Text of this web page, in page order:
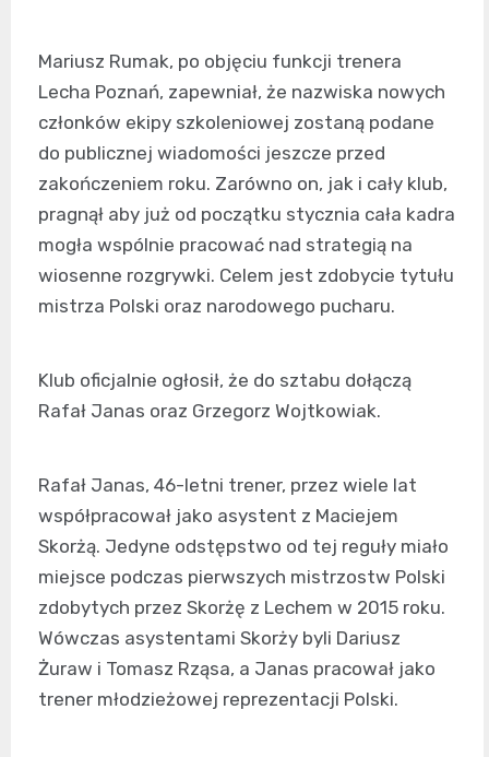
Mariusz Rumak, po objęciu funkcji trenera
Lecha Poznań, zapewniał, że nazwiska nowych
członków ekipy szkoleniowej zostaną podane
do publicznej wiadomości jeszcze przed
zakończeniem roku. Zarówno on, jak i cały klub,
pragnął aby już od początku stycznia cała kadra
mogła wspólnie pracować nad strategią na
wiosenne rozgrywki. Celem jest zdobycie tytułu
mistrza Polski oraz narodowego pucharu.
Klub oficjalnie ogłosił, że do sztabu dołączą
Rafał Janas oraz Grzegorz Wojtkowiak.
Rafał Janas, 46-letni trener, przez wiele lat
współpracował jako asystent z Maciejem
Skorżą. Jedyne odstępstwo od tej reguły miało
miejsce podczas pierwszych mistrzostw Polski
zdobytych przez Skorżę z Lechem w 2015 roku.
Wówczas asystentami Skorży byli Dariusz
Żuraw i Tomasz Rząsa, a Janas pracował jako
trener młodzieżowej reprezentacji Polski.